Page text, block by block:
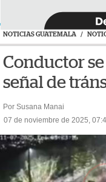
NOTICIAS GUATEMALA /
Conductor
señal de
Por Susana Manai
07 de noviembre de 2025,